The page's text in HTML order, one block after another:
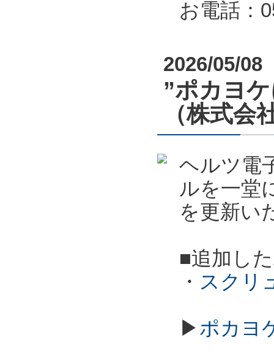
お電話：
2026/05/08
”ポカヨ
（株式会
ヘルツ電
ルを一堂
を更新い
■追加し
・ スクリ
▶ポカヨ